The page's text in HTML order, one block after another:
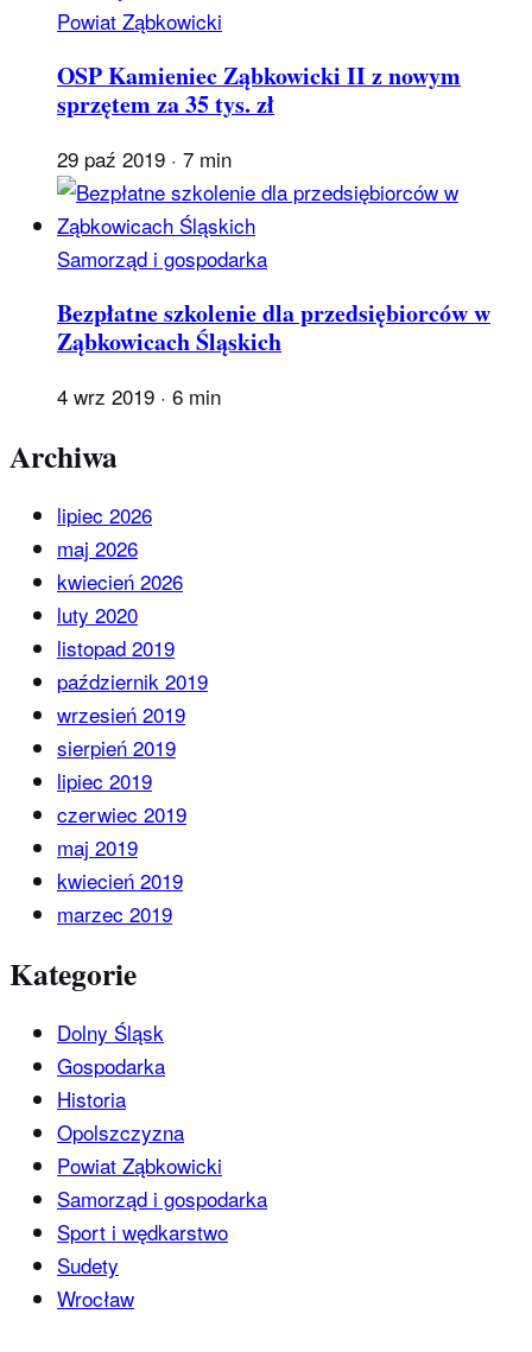
Powiat Ząbkowicki
OSP Kamieniec Ząbkowicki II z nowym
sprzętem za 35 tys. zł
29 paź 2019 · 7 min
Samorząd i gospodarka
Bezpłatne szkolenie dla przedsiębiorców w
Ząbkowicach Śląskich
4 wrz 2019 · 6 min
Archiwa
lipiec 2026
maj 2026
kwiecień 2026
luty 2020
listopad 2019
październik 2019
wrzesień 2019
sierpień 2019
lipiec 2019
czerwiec 2019
maj 2019
kwiecień 2019
marzec 2019
Kategorie
Dolny Śląsk
Gospodarka
Historia
Opolszczyzna
Powiat Ząbkowicki
Samorząd i gospodarka
Sport i wędkarstwo
Sudety
Wrocław